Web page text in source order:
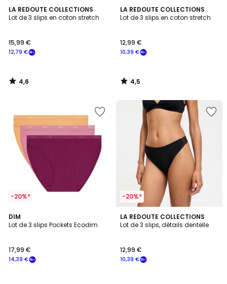
LA REDOUTE COLLECTIONS
Lot de 3 slips en coton stretch
12,79 €
15,99 €
4,6
/ 5
4,6
/
LA REDOUTE COLLECTIONS
Lot de 3 slips en coton stretch
10,39 €
12,99 €
4,5
/ 5
4,5
/
-20%*
DIM
Lot de 3 slips Pockets Ecodim
14,39 €
17,99 €
4,1
/ 5
5
Couleurs
-20%*
LA REDOUTE COLLECTIONS
Lot de 3 slips, détails dentelle
10,39 €
12,99 €
4
/